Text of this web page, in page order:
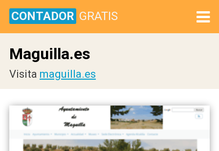
CONTADOR GRATIS
Maguilla.es
Visita maguilla.es